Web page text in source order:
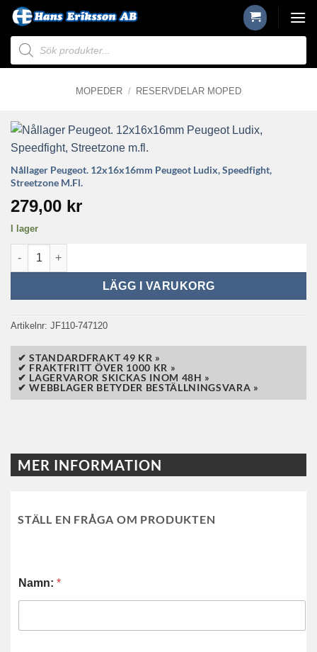
Skip
content
Produktsökning
MOPEDER / RESERVDELAR MOPED
Nållager Peugeot. 12x16x16mm Peugeot Ludix, Speedfight,
Streetzone M.fl.
279,00 kr
I lager
Nållager Peugeot. 12x16x16mm Peugeot Ludix, Speedfight,
LÄGG I VARUKORG
Artikelnr: JF110-747120
✔ STANDARDFRAKT 49 KR »
✔ FRAKTFRITT ÖVER 1000 KR »
✔ LAGERVAROR SKICKAS INOM 48H »
✔ WEBBLAGER BETYDER BESTÄLLNINGSVARA »
MER INFORMATION
STÄLL EN FRÅGA OM PRODUKTEN
Namn: *